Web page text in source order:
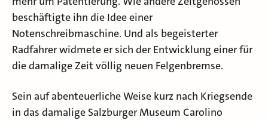
beschäftigte ihn die Idee einer
Notenschreibmaschine. Und als begeisterter
Radfahrer widmete er sich der Entwicklung einer für
die damalige Zeit völlig neuen Felgenbremse.
Sein auf abenteuerliche Weise kurz nach Kriegsende
in das damalige Salzburger Museum Carolino